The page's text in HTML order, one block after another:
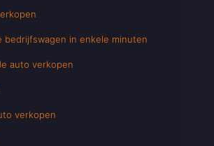
bedrijfswagen in enkele minuten
auto verkopen
verkopen